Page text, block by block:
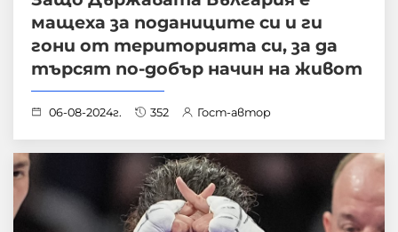
мащеха за поданиците си и ги
гони от територията си, за да
търсят по-добър начин на живот
06-08-2024г. 352 Гост-автор